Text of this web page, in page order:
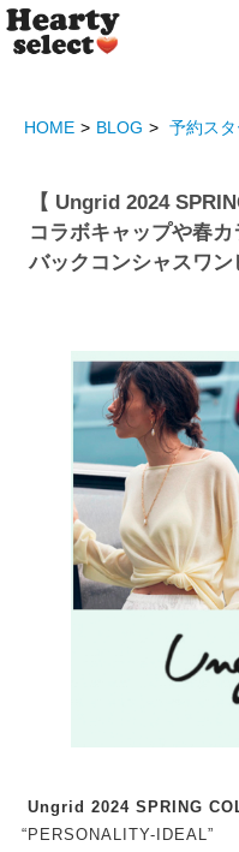
HOME BLOG 予約スタ
【 Ungrid 2024
コラボキャップや春カ
バックコンシャスワン
Ungrid 2024 SPRING
“PERSONALITY-IDEAL”